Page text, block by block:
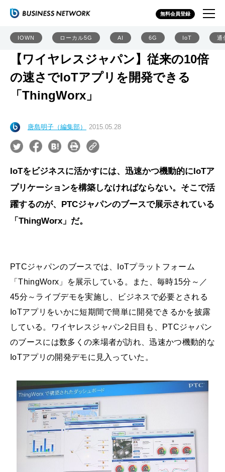
無料会員登録
IOWN ローカル5G AI 6G IoT 通
【ワイヤレスジャパン】従来の10倍
の速さでIoTアプリを開発できる
「ThingWorx」
唐島明子（編集部） 2015.05.28
IoTをビジネスに活かすには、迅速かつ機動的にIoTア
プリケーションを構築しなければならない。そこで活
躍するのが、PTCジャパンのブースで展示されている
「ThingWorx」だ。
PTCジャパンのブースでは、IoTプラットフォーム
「ThingWorx」を展示している。また、毎時15分～／
45分～ライブデモを実施し、ビジネスで必要とされる
IoTアプリをいかに短期間で簡単に開発できるかを披露
している。ワイヤレスジャパン2日目も、PTCジャパン
のブースには数多くの来場者が訪れ、迅速かつ機動的な
IoTアプリの開発デモに見入っていた。